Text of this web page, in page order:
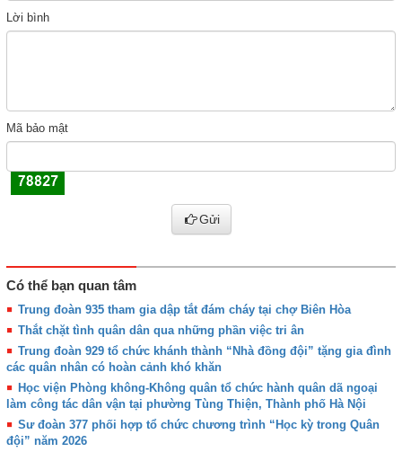
Lời bình
Mã bảo mật
Gửi
Có thể bạn quan tâm
Trung đoàn 935 tham gia dập tắt đám cháy tại chợ Biên Hòa
Thắt chặt tình quân dân qua những phần việc tri ân
Trung đoàn 929 tổ chức khánh thành “Nhà đồng đội” tặng gia đình
các quân nhân có hoàn cảnh khó khăn
Học viện Phòng không-Không quân tổ chức hành quân dã ngoại
làm công tác dân vận tại phường Tùng Thiện, Thành phố Hà Nội
Sư đoàn 377 phối hợp tổ chức chương trình “Học kỳ trong Quân
đội” năm 2026